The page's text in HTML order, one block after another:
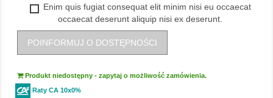
Enim quis fugiat consequat elit minim nisi eu occaecat
occaecat deserunt aliquip nisi ex deserunt.
POINFORMUJ O DOSTĘPNOŚCI
Produkt niedostępny - zapytaj o możliwość zamówienia.
Raty CA 10x0%